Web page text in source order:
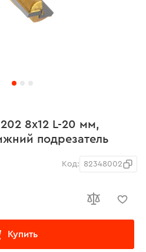
8x12 L-20 мм,
подрезатель
Код: 82348002
Купить